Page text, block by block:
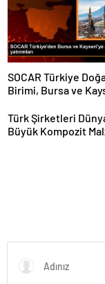
SOCAR Türkiye
Birimi, Bursa ve
Türk Şirketleri
Büyük Kompozit